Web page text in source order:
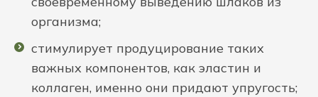
организма;
стимулирует продуцирование таких
важных компонентов, как эластин и
коллаген, именно они придают упругость;